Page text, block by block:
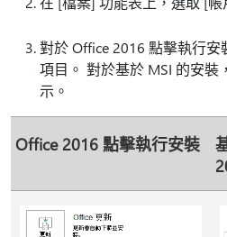
對於 Office 2016 點擊執行安
項目。 對於基於 MSI 的安裝
示。
Office 2016 點擊執行安裝